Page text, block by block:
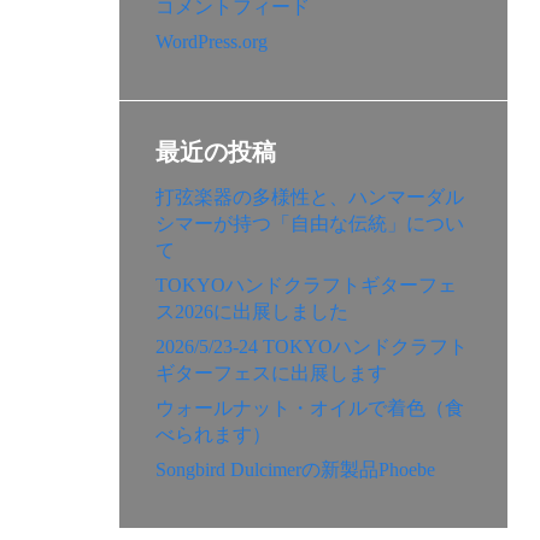
コメントフィード
WordPress.org
最近の投稿
打弦楽器の多様性と、ハンマーダル
シマーが持つ「自由な伝統」につい
て
TOKYOハンドクラフトギターフェ
ス2026に出展しました
2026/5/23-24 TOKYOハンドクラフト
ギターフェスに出展します
ウォールナット・オイルで着色（食
べられます）
Songbird Dulcimerの新製品Phoebe